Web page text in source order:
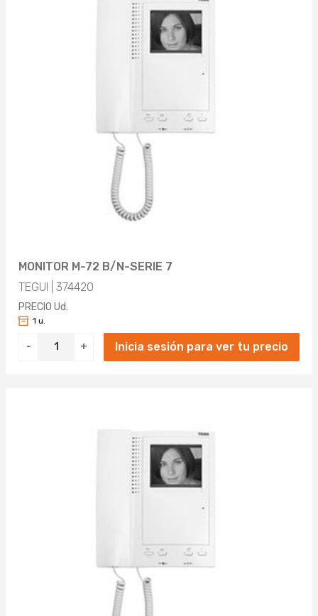
MONITOR M-72 B/N-SERIE 7
TEGUI | 374420
PRECIO Ud.
- +
1 u.
Inicia sesión para ver tu precio